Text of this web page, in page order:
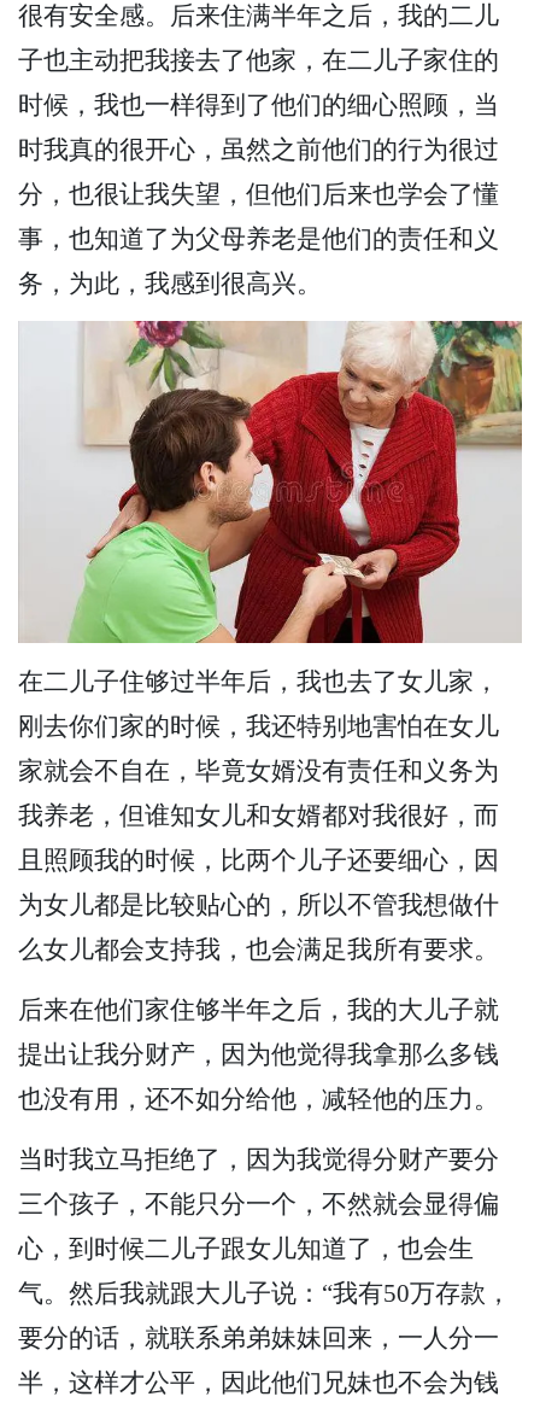
很有安全感。后来住满半年之后，我的二儿
子也主动把我接去了他家，在二儿子家住的
时候，我也一样得到了他们的细心照顾，当
时我真的很开心，虽然之前他们的行为很过
分，也很让我失望，但他们后来也学会了懂
事，也知道了为父母养老是他们的责任和义
务，为此，我感到很高兴。
在二儿子住够过半年后，我也去了女儿家，
刚去你们家的时候，我还特别地害怕在女儿
家就会不自在，毕竟女婿没有责任和义务为
我养老，但谁知女儿和女婿都对我很好，而
且照顾我的时候，比两个儿子还要细心，因
为女儿都是比较贴心的，所以不管我想做什
么女儿都会支持我，也会满足我所有要求。
后来在他们家住够半年之后，我的大儿子就
提出让我分财产，因为他觉得我拿那么多钱
也没有用，还不如分给他，减轻他的压力。
当时我立马拒绝了，因为我觉得分财产要分
三个孩子，不能只分一个，不然就会显得偏
心，到时候二儿子跟女儿知道了，也会生
气。然后我就跟大儿子说：“我有50万存款，
要分的话，就联系弟弟妹妹回来，一人分一
半，这样才公平，因此他们兄妹也不会为钱